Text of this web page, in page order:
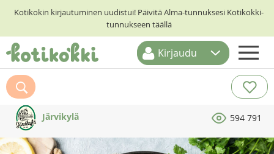
Kotikokin kirjautuminen uudistui! Päivitä Alma-tunnuksesi Kotikokki-
tunnukseen täällä
ETUSIVU
RESEPTIHAKU
RUOKATEEMAT
KESKUSTELUT
Kirjaudu
Järvikylä 594 791